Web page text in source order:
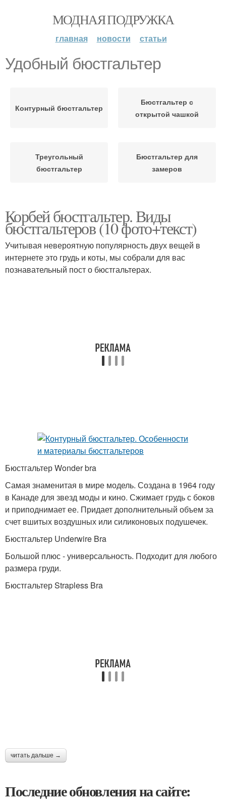
МОДНАЯ ПОДРУЖКА
главная новости статьи
Удобный бюстгальтер
Контурный бюстгальтер
Бюстгальтер с
открытой чашкой
Треугольный
бюстгальтер
Бюстгальтер для
замеров
Корбей бюстгальтер. Виды
бюстгальтеров (10 фото+текст)
Учитывая невероятную популярность двух вещей в
интернете это грудь и коты, мы собрали для вас
познавательный пост о бюстгальтерах.
Бюстгальтер Wonder bra
Самая знаменитая в мире модель. Создана в 1964 году
в Канаде для звезд моды и кино. Сжимает грудь с боков
и приподнимает ее. Придает дополнительный объем за
счет вшитых воздушных или силиконовых подушечек.
Бюстгальтер Underwire Bra
Большой плюс - универсальность. Подходит для любого
размера груди.
Бюстгальтер Strapless Bra
читать дальше →
Последние обновления на сайте: